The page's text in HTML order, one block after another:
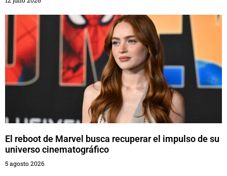
El reboot de Marvel busca recuperar el impulso de su
universo cinematográfico
5 agosto 2026